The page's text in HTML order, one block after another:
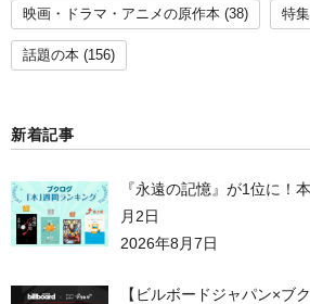
映画・ドラマ・アニメの原作本 (38) 特集
話題の本 (156)
新着記事
『永遠の記憶』が1位に！
月2日
2026年8月7日
【ビルボードジャパン×ブ